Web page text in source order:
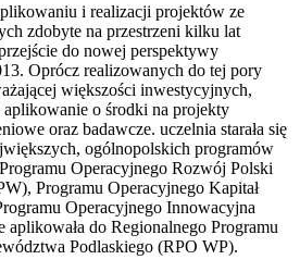
i realizacji projektów ze
zdobyte na przestrzeni kilku lat
do nowej perspektywy
Oprócz realizowanych do tej pory
większości inwestycyjnych,
o środki na projekty
oraz badawcze. uczelnia starała się
ogólnopolskich programów
Operacyjnego Rozwój Polski
Programu Operacyjnego Kapitał
Operacyjnego Innowacyjna
aplikowała do Regionalnego Programu
Podlaskiego (RPO WP).